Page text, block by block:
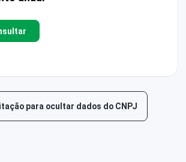
para ocultar dados do CNPJ